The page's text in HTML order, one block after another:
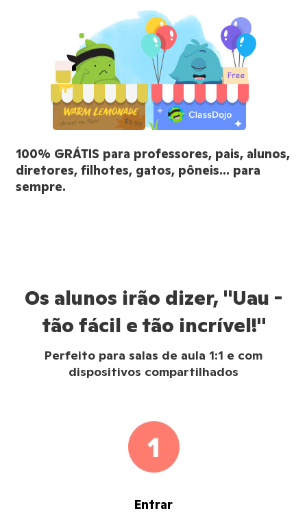
100% GRÁTIS para professores, pais, alunos,
diretores, filhotes, gatos, pôneis… para
sempre.
Os alunos irão dizer, "Uau -
tão fácil e tão incrível!"
Perfeito para salas de aula 1:1 e com
dispositivos compartilhados
Entrar